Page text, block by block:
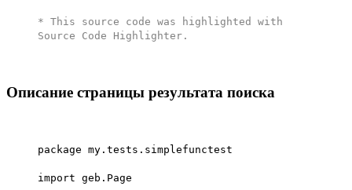
* This source code was highlighted with
Source Code Highlighter .
Описание страницы результата поиска
package my.tests.simplefunctest
import geb.Page